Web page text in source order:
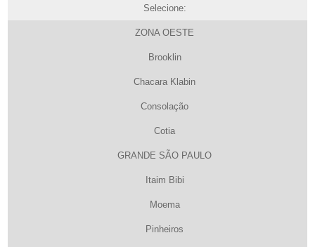
Selecione:
ZONA OESTE
Brooklin
Chacara Klabin
Consolação
Cotia
GRANDE SÃO PAULO
Itaim Bibi
Moema
Pinheiros